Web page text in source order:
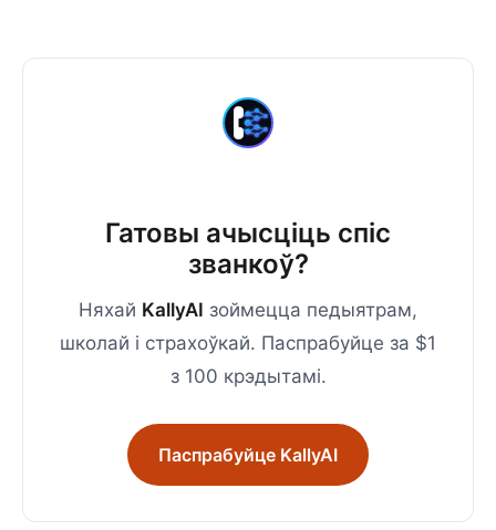
Гатовы ачысціць спіс
званкоў?
Няхай KallyAI зоймецца педыятрам,
школай і страхоўкай. Паспрабуйце за $1
з 100 крэдытамі.
Паспрабуйце KallyAI